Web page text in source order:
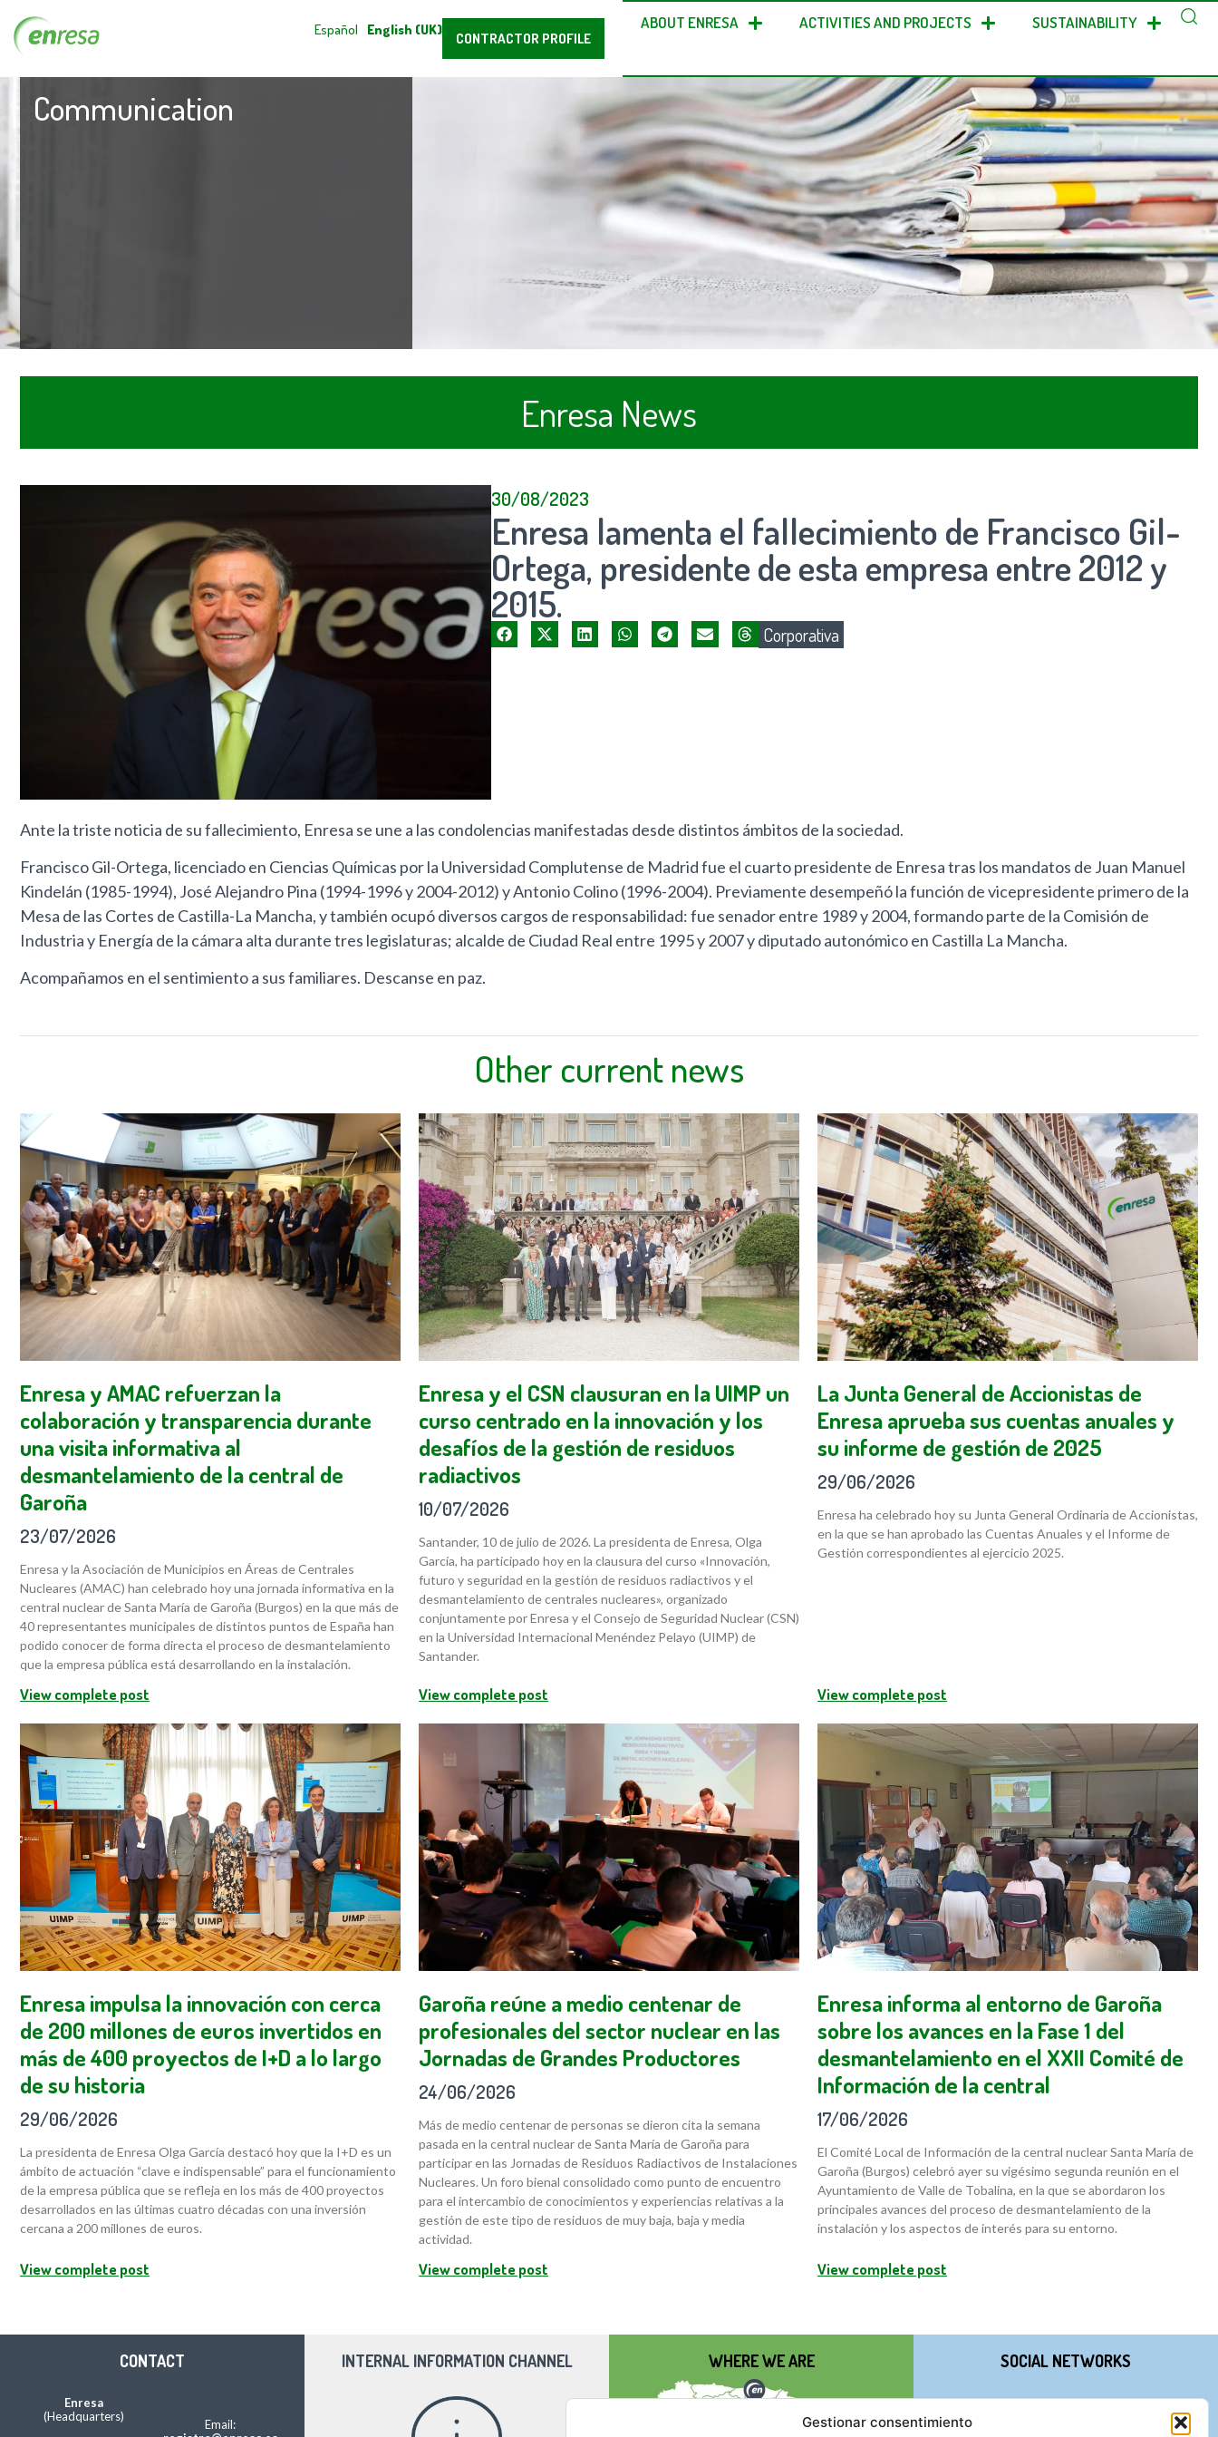
Gestionar consentimiento
CONTRACTOR PROFILE
Español English (UK) ABOUT ENRESA ACTIVITIES AND PROJECTS SUSTAINABILITY
Communication
Enresa News
30/08/2023
Enresa lamenta el fallecimiento de Francisco Gil-
Ortega, presidente de esta empresa entre 2012 y
2015.
Corporativa
Ante la triste noticia de su fallecimiento, Enresa se une a las condolencias manifestadas desde distintos ámbitos de la sociedad.
Francisco Gil-Ortega, licenciado en Ciencias Químicas por la Universidad Complutense de Madrid fue el cuarto presidente de Enresa tras los mandatos de Juan Manuel
Kindelán (1985-1994), José Alejandro Pina (1994-1996 y 2004-2012) y Antonio Colino (1996-2004). Previamente desempeñó la función de vicepresidente primero de la
Mesa de las Cortes de Castilla-La Mancha, y también ocupó diversos cargos de responsabilidad: fue senador entre 1989 y 2004, formando parte de la Comisión de
Industria y Energía de la cámara alta durante tres legislaturas; alcalde de Ciudad Real entre 1995 y 2007 y diputado autonómico en Castilla La Mancha.
Acompañamos en el sentimiento a sus familiares. Descanse en paz.
Other current news
Enresa y AMAC refuerzan la
colaboración y transparencia durante
una visita informativa al
desmantelamiento de la central de
Garoña
23/07/2026
Enresa y la Asociación de Municipios en Áreas de Centrales
Nucleares (AMAC) han celebrado hoy una jornada informativa en la
central nuclear de Santa María de Garoña (Burgos) en la que más de
40 representantes municipales de distintos puntos de España han
podido conocer de forma directa el proceso de desmantelamiento
que la empresa pública está desarrollando en la instalación.
View complete post
Enresa y el CSN clausuran en la UIMP un
curso centrado en la innovación y los
desafíos de la gestión de residuos
radiactivos
10/07/2026
Santander, 10 de julio de 2026. La presidenta de Enresa, Olga
García, ha participado hoy en la clausura del curso «Innovación,
futuro y seguridad en la gestión de residuos radiactivos y el
desmantelamiento de centrales nucleares», organizado
conjuntamente por Enresa y el Consejo de Seguridad Nuclear (CSN)
en la Universidad Internacional Menéndez Pelayo (UIMP) de
Santander.
View complete post
La Junta General de Accionistas de
Enresa aprueba sus cuentas anuales y
su informe de gestión de 2025
29/06/2026
Enresa ha celebrado hoy su Junta General Ordinaria de Accionistas,
en la que se han aprobado las Cuentas Anuales y el Informe de
Gestión correspondientes al ejercicio 2025.
View complete post
Enresa impulsa la innovación con cerca
de 200 millones de euros invertidos en
más de 400 proyectos de I+D a lo largo
de su historia
29/06/2026
La presidenta de Enresa Olga García destacó hoy que la I+D es un
ámbito de actuación “clave e indispensable” para el funcionamiento
de la empresa pública que se refleja en los más de 400 proyectos
desarrollados en las últimas cuatro décadas con una inversión
cercana a 200 millones de euros.
View complete post
Garoña reúne a medio centenar de
profesionales del sector nuclear en las
Jornadas de Grandes Productores
24/06/2026
Más de medio centenar de personas se dieron cita la semana
pasada en la central nuclear de Santa María de Garoña para
participar en las Jornadas de Residuos Radiactivos de Instalaciones
Nucleares. Un foro bienal consolidado como punto de encuentro
para el intercambio de conocimientos y experiencias relativas a la
gestión de este tipo de residuos de muy baja, baja y media
actividad.
View complete post
Enresa informa al entorno de Garoña
sobre los avances en la Fase 1 del
desmantelamiento en el XXII Comité de
Información de la central
17/06/2026
El Comité Local de Información de la central nuclear Santa María de
Garoña (Burgos) celebró ayer su vigésimo segunda reunión en el
Ayuntamiento de Valle de Tobalina, en la que se abordaron los
principales avances del proceso de desmantelamiento de la
instalación y los aspectos de interés para su entorno.
View complete post
CONTACT
Enresa
(Headquarters)
Email:
INTERNAL INFORMATION CHANNEL WHERE WE ARE SOCIAL NETWORKS